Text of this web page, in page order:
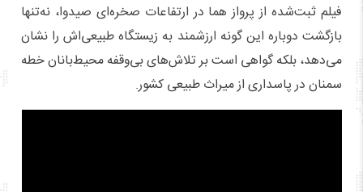
فیلم ثبت‌شده از پرواز هما در ارتفاعات صخره‌ای صیدوا، نه‌تنها
بازگشت دوباره این گونه ارزشمند به زیستگاه طبیعی‌اش را نشان
می‌دهد، بلکه گواهی است بر تلاش‌های بی‌وقفه محیط‌بانان خطه
سمنان در پاسداری از میراث طبیعی کشور.